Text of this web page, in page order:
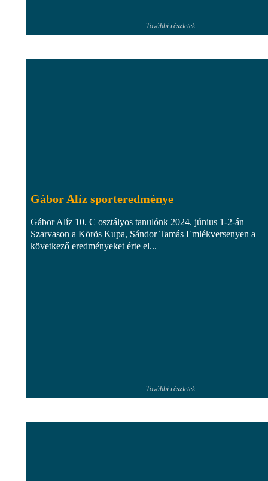
További részletek
Gábor Alíz sporteredménye
Gábor Alíz 10. C osztályos tanulónk 2024. június 1-2-án
Szarvason a Körös Kupa, Sándor Tamás Emlékversenyen a
következő eredményeket érte el...
További részletek